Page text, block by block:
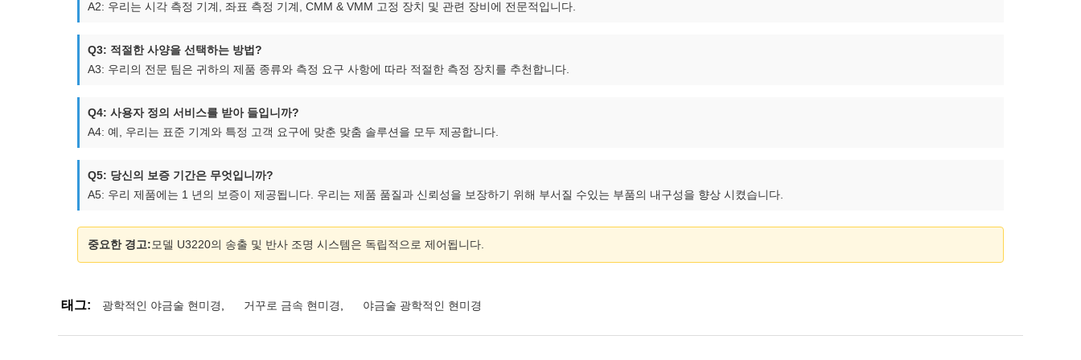
A2: 우리는 시각 측정 기계, 좌표 측정 기계, CMM & VMM 고정 장치 및 관련 장비에 전문적입니다.
Q3: 적절한 사양을 선택하는 방법?
A3: 우리의 전문 팀은 귀하의 제품 종류와 측정 요구 사항에 따라 적절한 측정 장치를 추천합니다.
Q4: 사용자 정의 서비스를 받아 들입니까?
A4: 예, 우리는 표준 기계와 특정 고객 요구에 맞춘 맞춤 솔루션을 모두 제공합니다.
Q5: 당신의 보증 기간은 무엇입니까?
A5: 우리 제품에는 1 년의 보증이 제공됩니다. 우리는 제품 품질과 신뢰성을 보장하기 위해 부서질 수있는 부품의 내구성을 향상 시켰습니다.
중요한 경고:모델 U3220의 송출 및 반사 조명 시스템은 독립적으로 제어됩니다.
태그: 광학적인 야금술 현미경, 거꾸로 금속 현미경, 야금술 광학적인 현미경